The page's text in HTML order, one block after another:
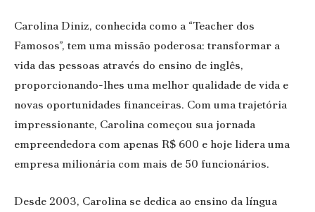
Carolina Diniz, conhecida como a “Teacher dos
Famosos”, tem uma missão poderosa: transformar a
vida das pessoas através do ensino de inglês,
proporcionando-lhes uma melhor qualidade de vida e
novas oportunidades financeiras. Com uma trajetória
impressionante, Carolina começou sua jornada
empreendedora com apenas R$ 600 e hoje lidera uma
empresa milionária com mais de 50 funcionários.
Desde 2003, Carolina se dedica ao ensino da língua